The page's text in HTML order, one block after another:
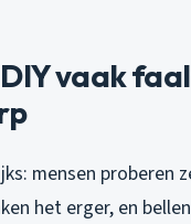
vaak
mensen proberen
het erger, en